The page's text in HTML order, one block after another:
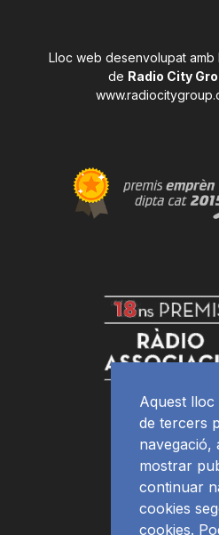
Lloc web desenvolupat amb
de Radio City
Aquest lloc
de tercers
navegació,
mostrar
continuar
cookies
cookies.